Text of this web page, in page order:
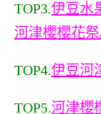
TOP3.伊豆水
河津櫻櫻花
TOP4.伊豆河
TOP5.河津櫻